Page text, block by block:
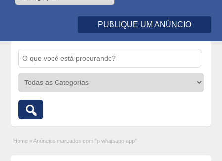
PUBLIQUE UM ANÚNCIO
Home » Anúncios marcados com "p whatsapp app"